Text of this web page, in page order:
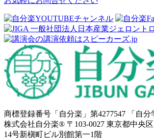
商標登録番号「自分楽」第4277547 「自分
株式会社自分楽® 〒103-0027 東京都中央
14号新槇町ビル別館第一1階